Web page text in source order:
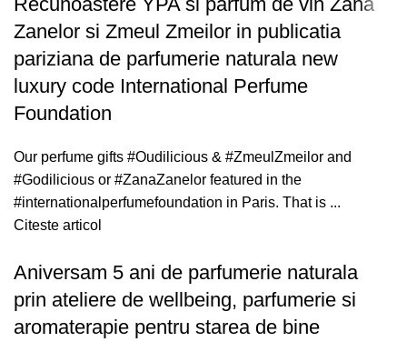
Zanelor si Zmeul Zmeilor in publicatia
pariziana de parfumerie naturala new
luxury code International Perfume
Foundation
Our perfume gifts #Oudilicious & #ZmeulZmeilor and
#Godilicious or #ZanaZanelor featured in the
#internationalperfumefoundation in Paris. That is ...
Citeste articol
Aniversam 5 ani de parfumerie naturala
prin ateliere de wellbeing, parfumerie si
aromaterapie pentru starea de bine